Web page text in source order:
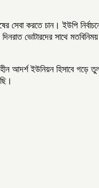
করতে চান। ইউপি
ভোটারদের সাথে
আদর্শ ইউনিয়ন হিসাবে গড়ে